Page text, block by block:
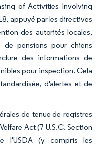
of Activities Involving
appuyé par les directives
des autorités locales,
de pensions pour chiens
des informations de
pour inspection. Cela
d'alertes et de
de tenue de registres
Act (7 U.S.C. Section
l'USDA (y compris les